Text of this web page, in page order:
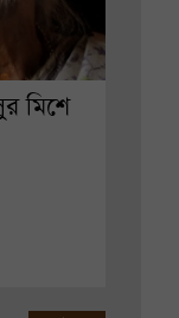
মিশে